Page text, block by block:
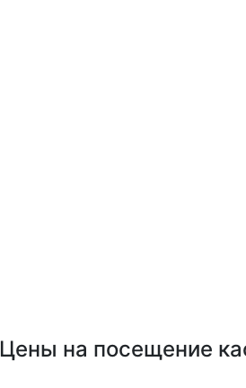
Цены на посещение